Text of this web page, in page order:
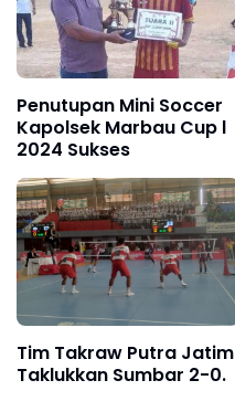
Penutupan Mini Soccer
Kapolsek Marbau Cup l
2024 Sukses
Tim Takraw Putra Jatim
Taklukkan Sumbar 2-0.